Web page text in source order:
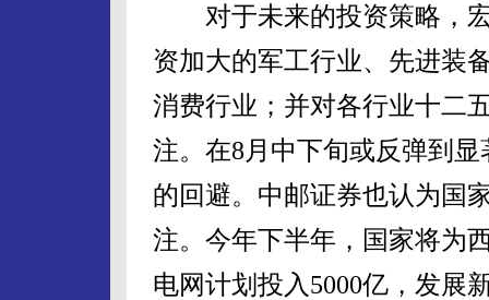
对于未来的投资策略，宏
资加大的军工行业、先进装
消费行业；并对各行业十二
注。在8月中下旬或反弹到
的回避。中邮证券也认为国
注。今年下半年，国家将为
电网计划投入5000亿，发展